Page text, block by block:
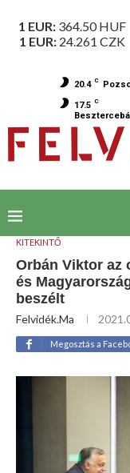
1 EUR: 364.50HUF
1 EUR: 24.261 CZK
20.4 C
17.5 C
KITEKINTŐ
Orbán Viktor az
és
beszélt
Felvidék.ma
Megosztás a